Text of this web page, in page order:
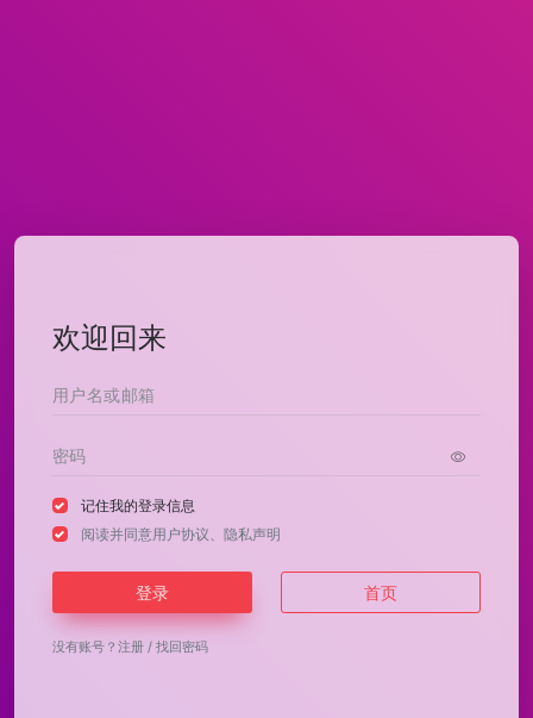
欢迎回来
记住我的登录信息
阅读并同意用户协议、 隐私声明
登录 首页
没有账号？ 注册 / 找回密码